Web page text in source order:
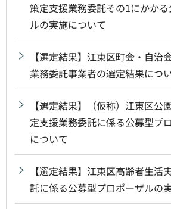
策定支援業務委託その1にかか
ルの実施について
【選定結果】江東区町会・自治
業務委託事業者の選定結果につ
【選定結果】（仮称）江東区公
定支援業務委託に係る公募型プ
について
【選定結果】江東区高齢者生活
託に係る公募型プロポーザルの